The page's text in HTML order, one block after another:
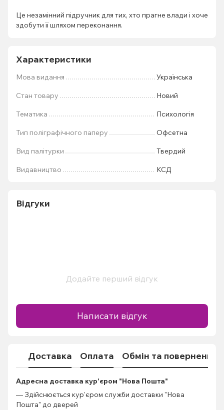
Це незамінний підручник для тих, хто прагне влади і хоче
здобути її шляхом переконання.
Характеристики
Мова видання Українська
Стан товару Новий
Тематика Психологія
Тип поліграфічного паперу Офсетна
Вид палітурки Твердий
Видавництво КСД
Відгуки
Додайте перший відгук
Написати відгук
Доставка Оплата Обмін та повернення
Адресна доставка кур'єром "Нова Пошта"
— Здійснюється кур'єром служби доставки "Нова
Пошта" до дверей